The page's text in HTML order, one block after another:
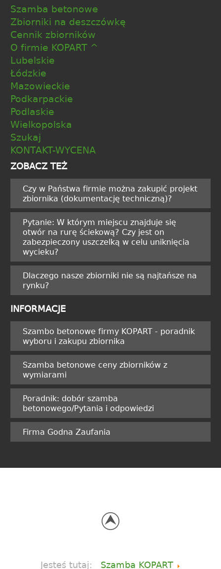
Szamba betonowe
Zbiorniki na deszczówkę
Cennik zbiorników
O firmie KOPART ^
Lubelskie
Łódzkie
Mazowieckie
Podkarpackie
Podlaskie
Wielkopolska
Szukaj
KONTAKT-WYCENA
ZOBACZ TEŻ
Czy w Państwa firmie można zakupić projekt
zbiornika (dokumentację techniczną)?
Pytanie: W którym miejscu znajduje się
otwór na rurę ściekową? Czy jest on
zabezpieczony uszczelką w celu uniknięcia
wycieku?
Dlaczego nasze zbiorniki nie są najtańsze na
rynku?
INFORMACJE
Szambo betonowe firmy KOPART - poradnik
wyboru i zakupu zbiornika
Szamba betonowe ceny zbiorników z
wymiarami
Poradnik: dobór szamba
betonowego/Pytania i odpowiedzi
Firma Godna Zaufania
Jesteś tutaj: Szamba KOPART